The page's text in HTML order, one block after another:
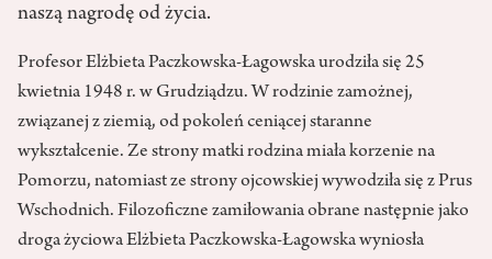
naszą nagrodę od życia.
Profesor Elżbieta Paczkowska-Łagowska urodziła się 25
kwietnia 1948 r. w Grudziądzu. W rodzinie zamożnej,
związanej z ziemią, od pokoleń ceniącej staranne
wykształcenie. Ze strony matki rodzina miała korzenie na
Pomorzu, natomiast ze strony ojcowskiej wywodziła się z Prus
Wschodnich. Filozoficzne zamiłowania obrane następnie jako
droga życiowa Elżbieta Paczkowska-Łagowska wyniosła